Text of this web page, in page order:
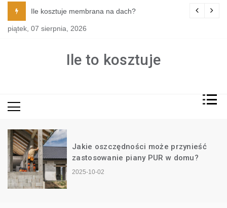
content
stylu i funkcji kuchni?
Ile kosztuje membrana na dach?
piątek, 07 sierpnia, 2026
Ile to kosztuje
Jakie oszczędności może przynieść
zastosowanie piany PUR w domu?
2025-10-02